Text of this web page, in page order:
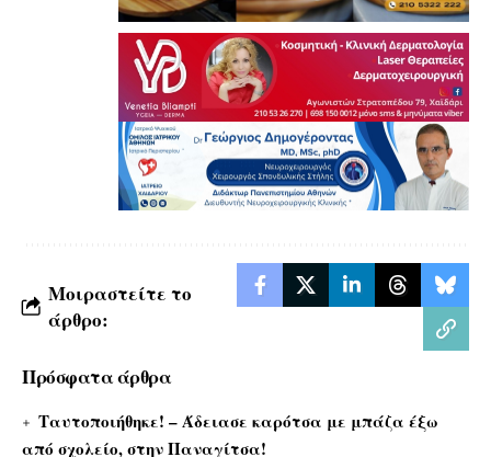
Μοιραστείτε το
άρθρο:
Πρόσφατα άρθρα
Ταυτοποιήθηκε! – Άδειασε καρότσα με μπάζα έξω
από σχολείο, στην Παναγίτσα!